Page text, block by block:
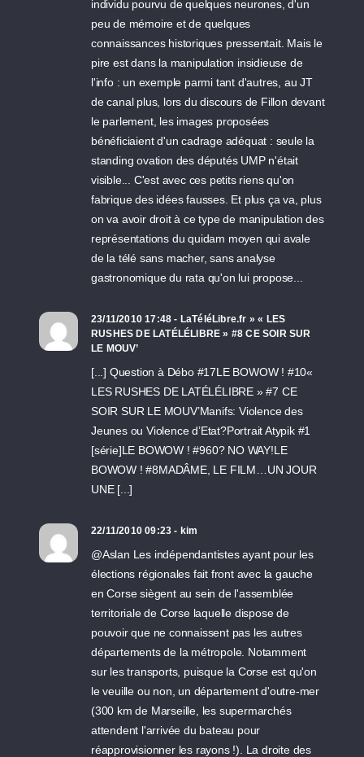
individu pourvu de quelques neurones, d'un
peu de mémoire et de quelques
connaissances historiques pressentait. Mais le
pire est dans la manipulation insidieuse de
l'info : un exemple parmi tant d'autres, au JT
de canal plus, lors du discours de Fillon devant
le parlement, les images proposées
bénéficiaient d'un cadrage adéquat : seule la
standing ovation des députés UMP n'était
visible... C'est avec ces petits riens qu'on
fabrique des idées fausses. Et plus ça va, plus
on va avoir droit à ce type de manipulation des
représentations du quidam moyen qui avale
de la télé sans macher, sans analyse
gastronomique du rata qu'on lui propose...
23/11/2010 17:48 - LaTéléLibre.fr » « LES
RUSHES DE LATÉLÉLIBRE » #8 CE SOIR SUR
LE MOUV’
[...] Question à Débo #17LE BOWOW ! #10«
LES RUSHES DE LATÉLÉLIBRE » #7 CE
SOIR SUR LE MOUV’Manifs: Violence des
Jeunes ou Violence d’Etat?Portrait Atypik #1
[série]LE BOWOW ! #960? NO WAY!LE
BOWOW ! #8MADÂME, LE FILM…UN JOUR
UNE [...]
22/11/2010 09:23 - kim
@Aslan Les indépendantistes ayant pour les
élections régionales fait front avec la gauche
en Corse siègent au sein de l'assemblée
territoriale de Corse laquelle dispose de
pouvoir que ne connaissent pas les autres
départements de la métropole. Notamment
sur les transports, puisque la Corse est qu'on
le veuille ou non, un département d'outre-mer
(300 km de Marseille, les supermarchés
attendent l'arrivée du bateau pour
réapprovisionner les rayons !). La droite des